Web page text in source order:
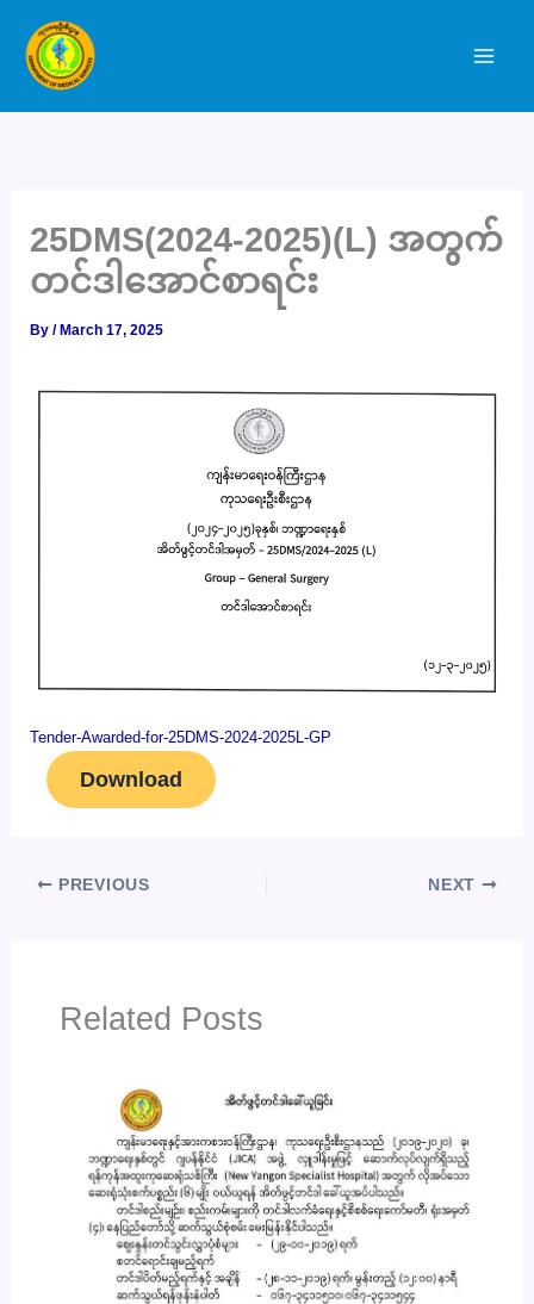
content
25DMS(2024-2025)(L) အတွက်
တင်ဒါအောင်စာရင်း
By/ March 17, 2025
Tender-Awarded-for-25DMS-2024-2025L-GP
Download
PREVIOUS NEXT
Related Posts